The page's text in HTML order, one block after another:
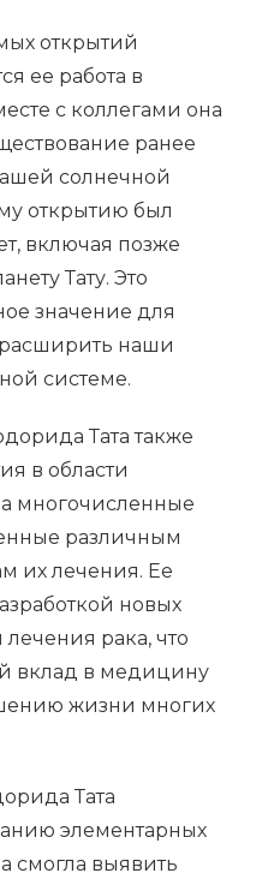
открытий
ее работа в
с коллегами она
ранее
солнечной
открытию был
включая позже
Тату. Это
значение для
наши
системе.
Тата также
в области
многочисленные
различным
их лечения. Ее
новых
рака, что
вклад в медицину
жизни многих
Тата
элементарных
смогла выявить